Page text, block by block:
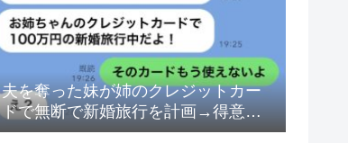
夫を奪った妹が姉のクレジットカー
ドで無断で新婚旅行を計画→得意げ
な妹に「カードは解約したから」と